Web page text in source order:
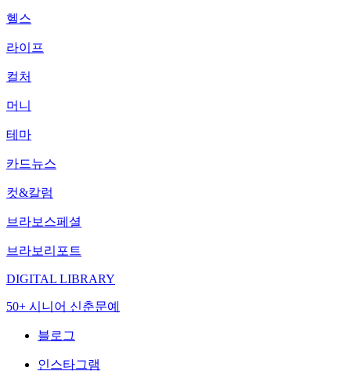
헬스
라이프
컬처
머니
테마
카드뉴스
컷&칼럼
브라보스페셜
브라보리포트
DIGITAL LIBRARY
50+ 시니어 신춘문예
블로그
인스타그램